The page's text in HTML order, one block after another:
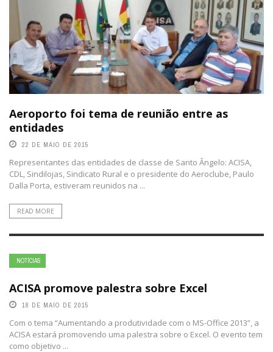
Aeroporto foi tema de reunião entre as
entidades
22 DE MAIO DE 2015
Representantes das entidades de classe de Santo Ângelo: ACISA,
CDL, Sindilojas, Sindicato Rural e o presidente do Aeroclube, Paulo
Dalla Porta, estiveram reunidos na ...
READ MORE
NOTÍCIAS
ACISA promove palestra sobre Excel
18 DE MAIO DE 2015
Com o tema “Aumentando a produtividade com o MS-Office 2013”, a
ACISA estará promovendo uma palestra sobre o Excel. O evento tem
como objetivo ...